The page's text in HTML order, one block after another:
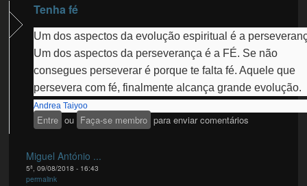
Tenha fé
Um dos aspectos da evolução espiritual é a
Um dos aspectos da perseverança é a FÉ. Se não
consegues perseverar é porque te falta fé. Aquele que
persevera com fé, finalmente alcança grande evolução.
Andrea Taiyoo
Entre ou Faça-se membro para enviar comentários
Miguel António ...
5ª, 09/08/2018 - 16:43
permalink